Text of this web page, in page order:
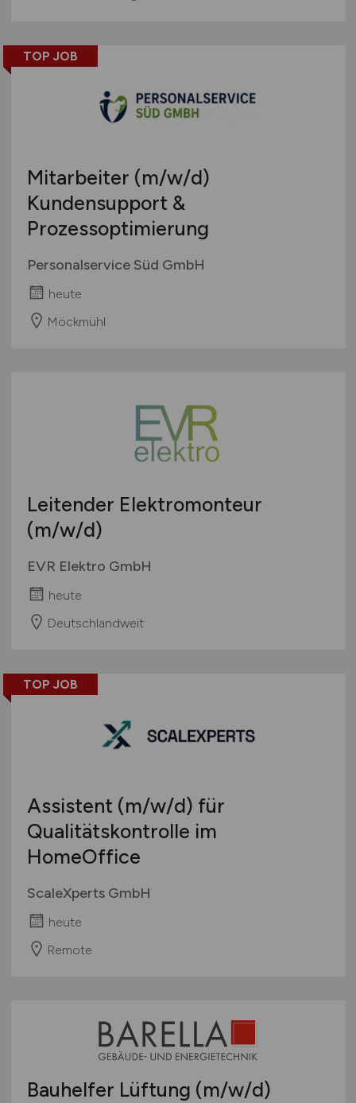
TOP JOB
Mitarbeiter (m/w/d)
Kundensupport &
Prozessoptimierung
Personalservice Süd GmbH
heute
Möckmühl
Leitender Elektromonteur
(m/w/d)
EVR Elektro GmbH
heute
Deutschlandweit
TOP JOB
Assistent (m/w/d) für
Qualitätskontrolle im
HomeOffice
ScaleXperts GmbH
heute
Remote
Bauhelfer Lüftung (m/w/d)